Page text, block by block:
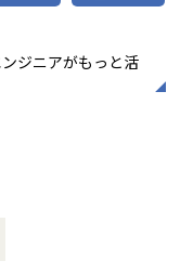
件に必要な資格取
します。
方ができる理由。
でいるため、3000
することで、実行
支援を提供いたし
テクノロジー×H
ジニアがもっと活
が居酒屋で交わ
らいいのに」
に感じてもらえる
3年生から続けて